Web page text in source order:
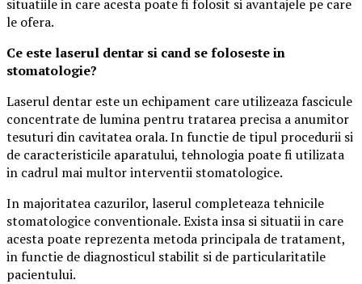
situatiile in care acesta poate fi folosit si avantajele pe care
le ofera.
Ce este laserul dentar si cand se foloseste in
stomatologie?
Laserul dentar este un echipament care utilizeaza fascicule
concentrate de lumina pentru tratarea precisa a anumitor
tesuturi din cavitatea orala. In functie de tipul procedurii si
de caracteristicile aparatului, tehnologia poate fi utilizata
in cadrul mai multor interventii stomatologice.
In majoritatea cazurilor, laserul completeaza tehnicile
stomatologice conventionale. Exista insa si situatii in care
acesta poate reprezenta metoda principala de tratament,
in functie de diagnosticul stabilit si de particularitatile
pacientului.